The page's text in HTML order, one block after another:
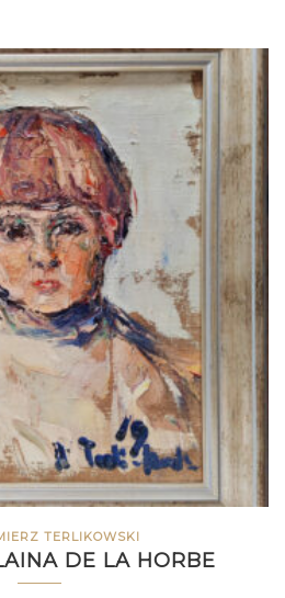
TERLIKOWSKI
DE LA HORBE